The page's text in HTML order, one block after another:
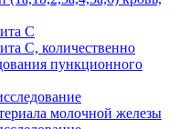
C
C, количественно
пункционного
молочной железы